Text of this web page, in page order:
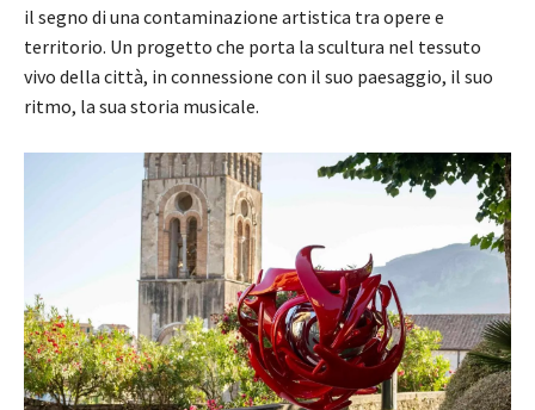
il segno di una contaminazione artistica tra opere e
territorio. Un progetto che porta la scultura nel tessuto
vivo della città, in connessione con il suo paesaggio, il suo
ritmo, la sua storia musicale.